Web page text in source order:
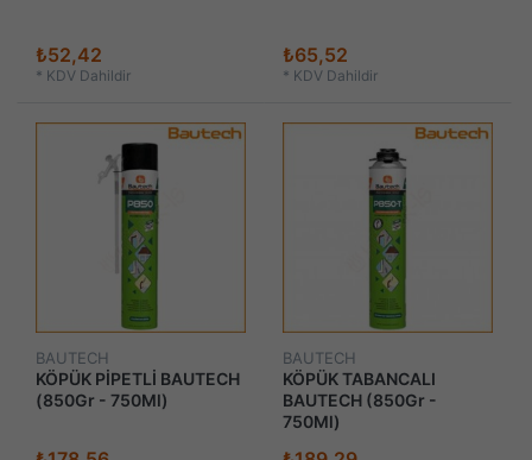
₺52,42
* KDV Dahildir
₺65,52
* KDV Dahildir
BAUTECH
KÖPÜK PİPETLİ BAUTECH
(850Gr - 750Ml)
BAUTECH
KÖPÜK TABANCALI
BAUTECH (850Gr -
750Ml)